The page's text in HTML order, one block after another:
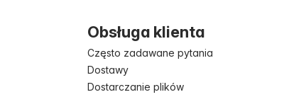
Obsługa klienta
Często zadawane pytania
Dostawy
Dostarczanie plików